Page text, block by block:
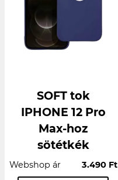
SOFT tok
IPHONE 12 Pro
Max-hoz
sötétkék
Webshop ár 3.490 Ft